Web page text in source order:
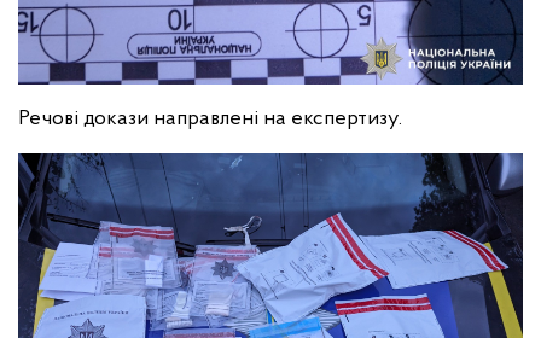
Речові докази направлені на експертизу.